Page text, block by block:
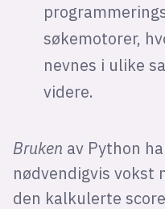
søkemotorer,
nevnes i ulike
videre.
Bruken av Python
nødvendigvis vokst
den kalkulerte